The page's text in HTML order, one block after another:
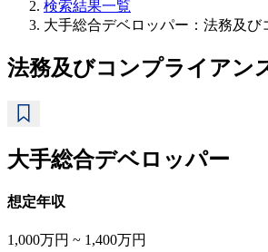
検索結果一覧
大手総合デベロッパー：法務及
法務及びコンプライアン
大手総合デベロッパー
想定年収
1,000万円 ~ 1,400万円